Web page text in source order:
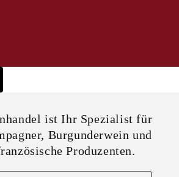
ist Ihr Spezialist für
Burgunderwein und
Produzenten.